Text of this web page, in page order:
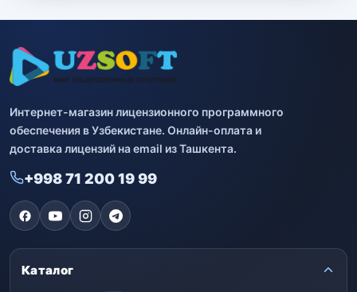
Интернет-магазин лицензионного программного
обеспечения в Узбекистане. Онлайн-оплата и
доставка лицензий на email из Ташкента.
+998 71 200 19 99
Каталог